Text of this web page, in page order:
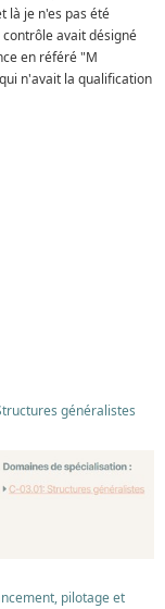
là je n'es pas été
avait désigné
en référé "M
n'avait la qualification
généralistes
pilotage et